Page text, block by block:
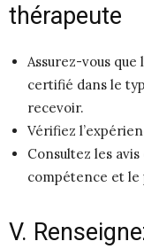
thérapeute
Assurez-vous
certifié dans le
recevoir.
Vérifiez
Consultez les
compétence et le
V.